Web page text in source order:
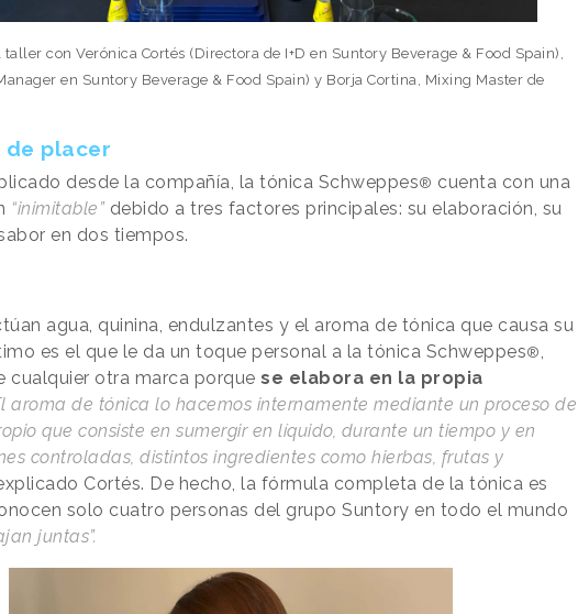
con Verónica Cortés (Directora de I+D en Suntory Beverage & Food Spain),
en Suntory Beverage & Food Spain) y Borja Cortina, Mixing Master de
de placer
desde la compañía, la tónica Schweppes® cuenta con una
“inimitable” debido a tres factores principales: su elaboración, su
en dos tiempos.
agua, quinina, endulzantes y el aroma de tónica que causa su
es el que le da un toque personal a la tónica Schweppes® ,
cualquier otra marca porque se elabora en la propia
aroma de tónica lo hacemos internamente mediante un proceso de
que consiste en sumergir en líquido, durante un tiempo y en
controladas, distintos ingredientes como hierbas, frutas y
Cortés. De hecho, la fórmula completa de la tónica es
solo cuatro personas del grupo Suntory en todo el mundo
juntas”.